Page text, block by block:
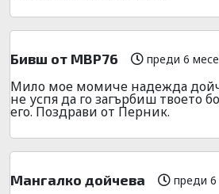
Бивш от МВР76 преди 6
Мило мое момиче надежда
не успя да го загърбиш твоето
его. Поздрави от Перник.
Мангалко дойчева преди